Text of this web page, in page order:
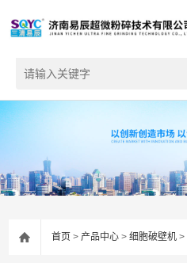
首页 >产品中心 >细胞破壁机 >